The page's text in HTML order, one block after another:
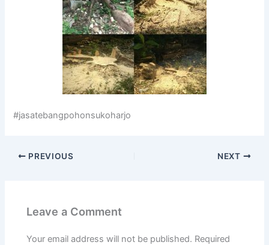
#jasatebangpohonsukoharjo
PREVIOUS NEXT
Leave a Comment
Your email address will not be published. Required